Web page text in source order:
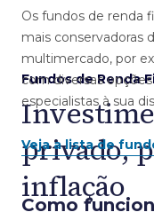
Fundos de Renda
privado,
inflação
Os fundos de renda
mais conservadoras
multimercado, por
com diversas
especialistas à sua
Veja a lista de
Como